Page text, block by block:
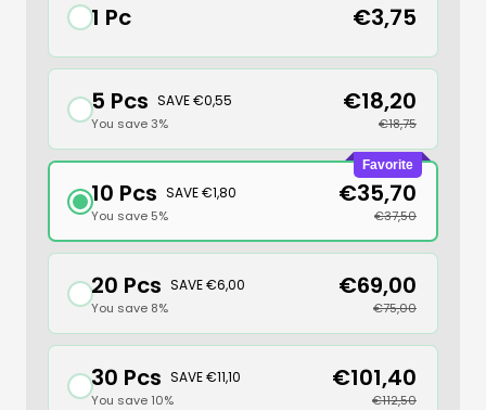
1 Pc €3,75
5 Pcs SAVE €0,55
You save 3%
€18,20
€18,75
Favorite
10 Pcs SAVE €1,80
You save 5%
€35,70
€37,50
20 Pcs SAVE €6,00
You save 8%
€69,00
€75,00
30 Pcs SAVE €11,10
You save 10%
€101,40
€112,50